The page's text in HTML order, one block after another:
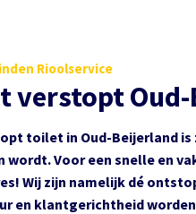
Rioolservice
verstopt
toilet in Oud-Beijerland
wordt. Voor een snelle en
Wij zijn namelijk dé
en klantgerichtheid